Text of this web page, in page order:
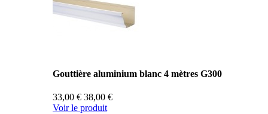
Gouttière aluminium blanc 4 mètres G300
33,00 € 38,00 €
Voir le produit